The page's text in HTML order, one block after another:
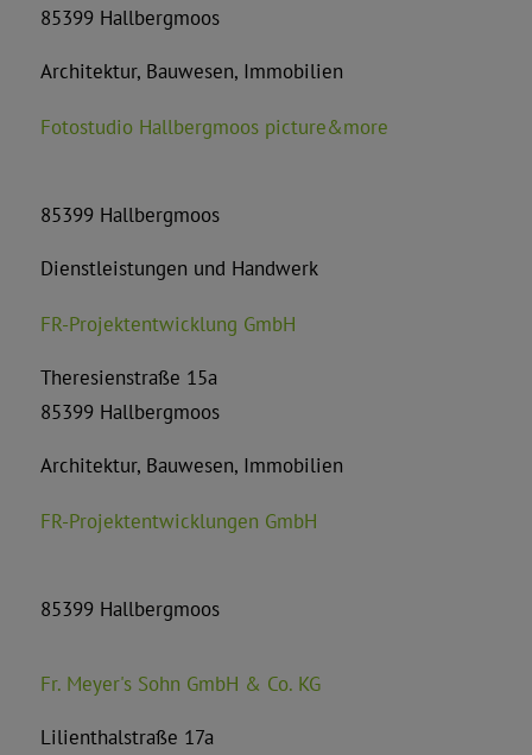
85399 Hallbergmoos
Architektur, Bauwesen, Immobilien
Fotostudio Hallbergmoos picture&more
85399 Hallbergmoos
Dienstleistungen und Handwerk
FR-Projektentwicklung GmbH
Theresienstraße 15a
85399 Hallbergmoos
Architektur, Bauwesen, Immobilien
FR-Projektentwicklungen GmbH
85399 Hallbergmoos
Fr. Meyer's Sohn GmbH & Co. KG
Lilienthalstraße 17a